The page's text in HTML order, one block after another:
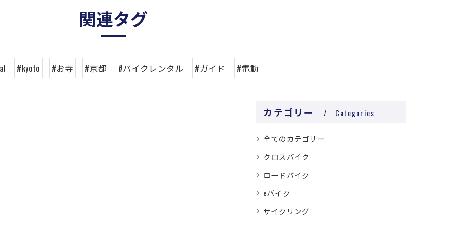
関連タグ
#kyoto #お寺 #京都 #バイクレンタル #ガイド #電動
カテゴリー Categories
全てのカテゴリー
クロスバイク
ロードバイク
eバイク
サイクリング